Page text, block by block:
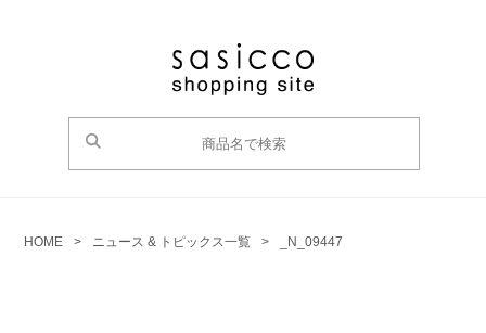
HOME > ニュース & トピックス一覧 > _N_09447